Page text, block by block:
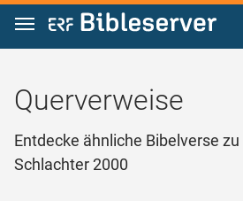
Zum Inhalt springen
Querverweise
Entdecke ähnliche Bibelverse zu
Schlachter 2000